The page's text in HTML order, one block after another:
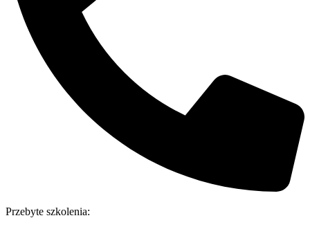
Przebyte szkolenia: